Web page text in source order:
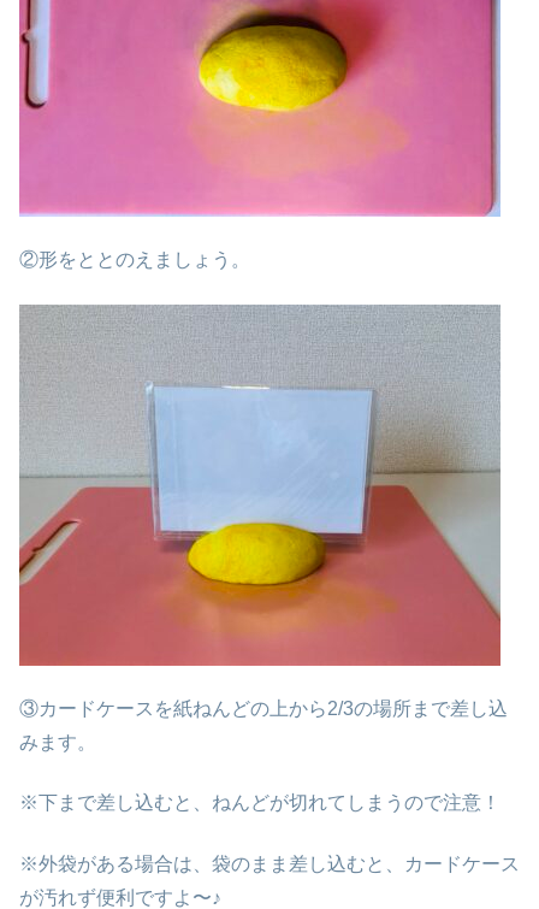
②形をととのえましょう。
③カードケースを紙ねんどの上から2/3の場所まで差し込
みます。
※下まで差し込むと、ねんどが切れてしまうので注意！
※外袋がある場合は、袋のまま差し込むと、カードケース
が汚れず便利ですよ〜♪